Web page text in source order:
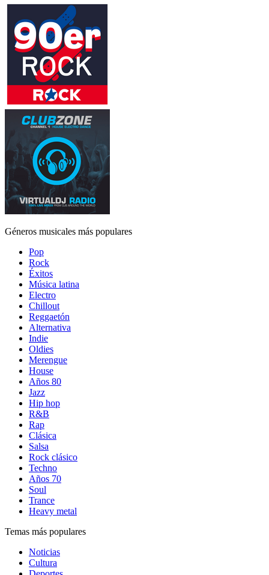
Géneros musicales más populares
Pop
Rock
Éxitos
Música latina
Electro
Chillout
Reggaetón
Alternativa
Indie
Oldies
Merengue
House
Años 80
Jazz
Hip hop
R&B
Rap
Clásica
Salsa
Rock clásico
Techno
Años 70
Soul
Trance
Heavy metal
Temas más populares
Noticias
Cultura